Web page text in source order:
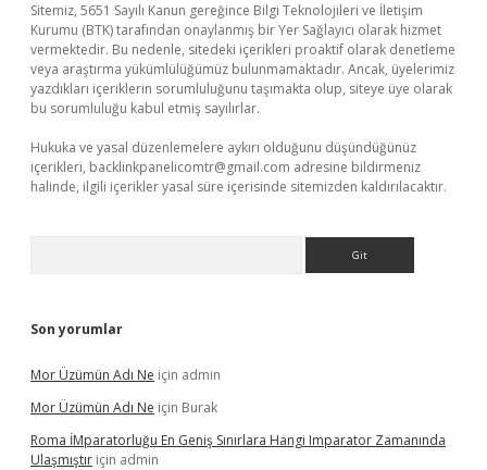
Sitemiz, 5651 Sayılı Kanun gereğince Bilgi Teknolojileri ve İletişim
Kurumu (BTK) tarafından onaylanmış bir Yer Sağlayıcı olarak hizmet
vermektedir. Bu nedenle, sitedeki içerikleri proaktif olarak denetleme
veya araştırma yükümlülüğümüz bulunmamaktadır. Ancak, üyelerimiz
yazdıkları içeriklerin sorumluluğunu taşımakta olup, siteye üye olarak
bu sorumluluğu kabul etmiş sayılırlar.
Hukuka ve yasal düzenlemelere aykırı olduğunu düşündüğünüz
içerikleri, backlinkpanelicomtr@gmail.com adresine bildirmeniz
halinde, ilgili içerikler yasal süre içerisinde sitemizden kaldırılacaktır.
Son yorumlar
Mor Üzümün Adı Ne için admin
Mor Üzümün Adı Ne için Burak
Roma İMparatorluğu En Geniş Sınırlara Hangi Imparator Zamanında
Ulaşmıştır için admin